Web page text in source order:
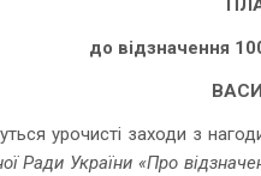
до відзначення
урочисті заходи з
Ради України «Про